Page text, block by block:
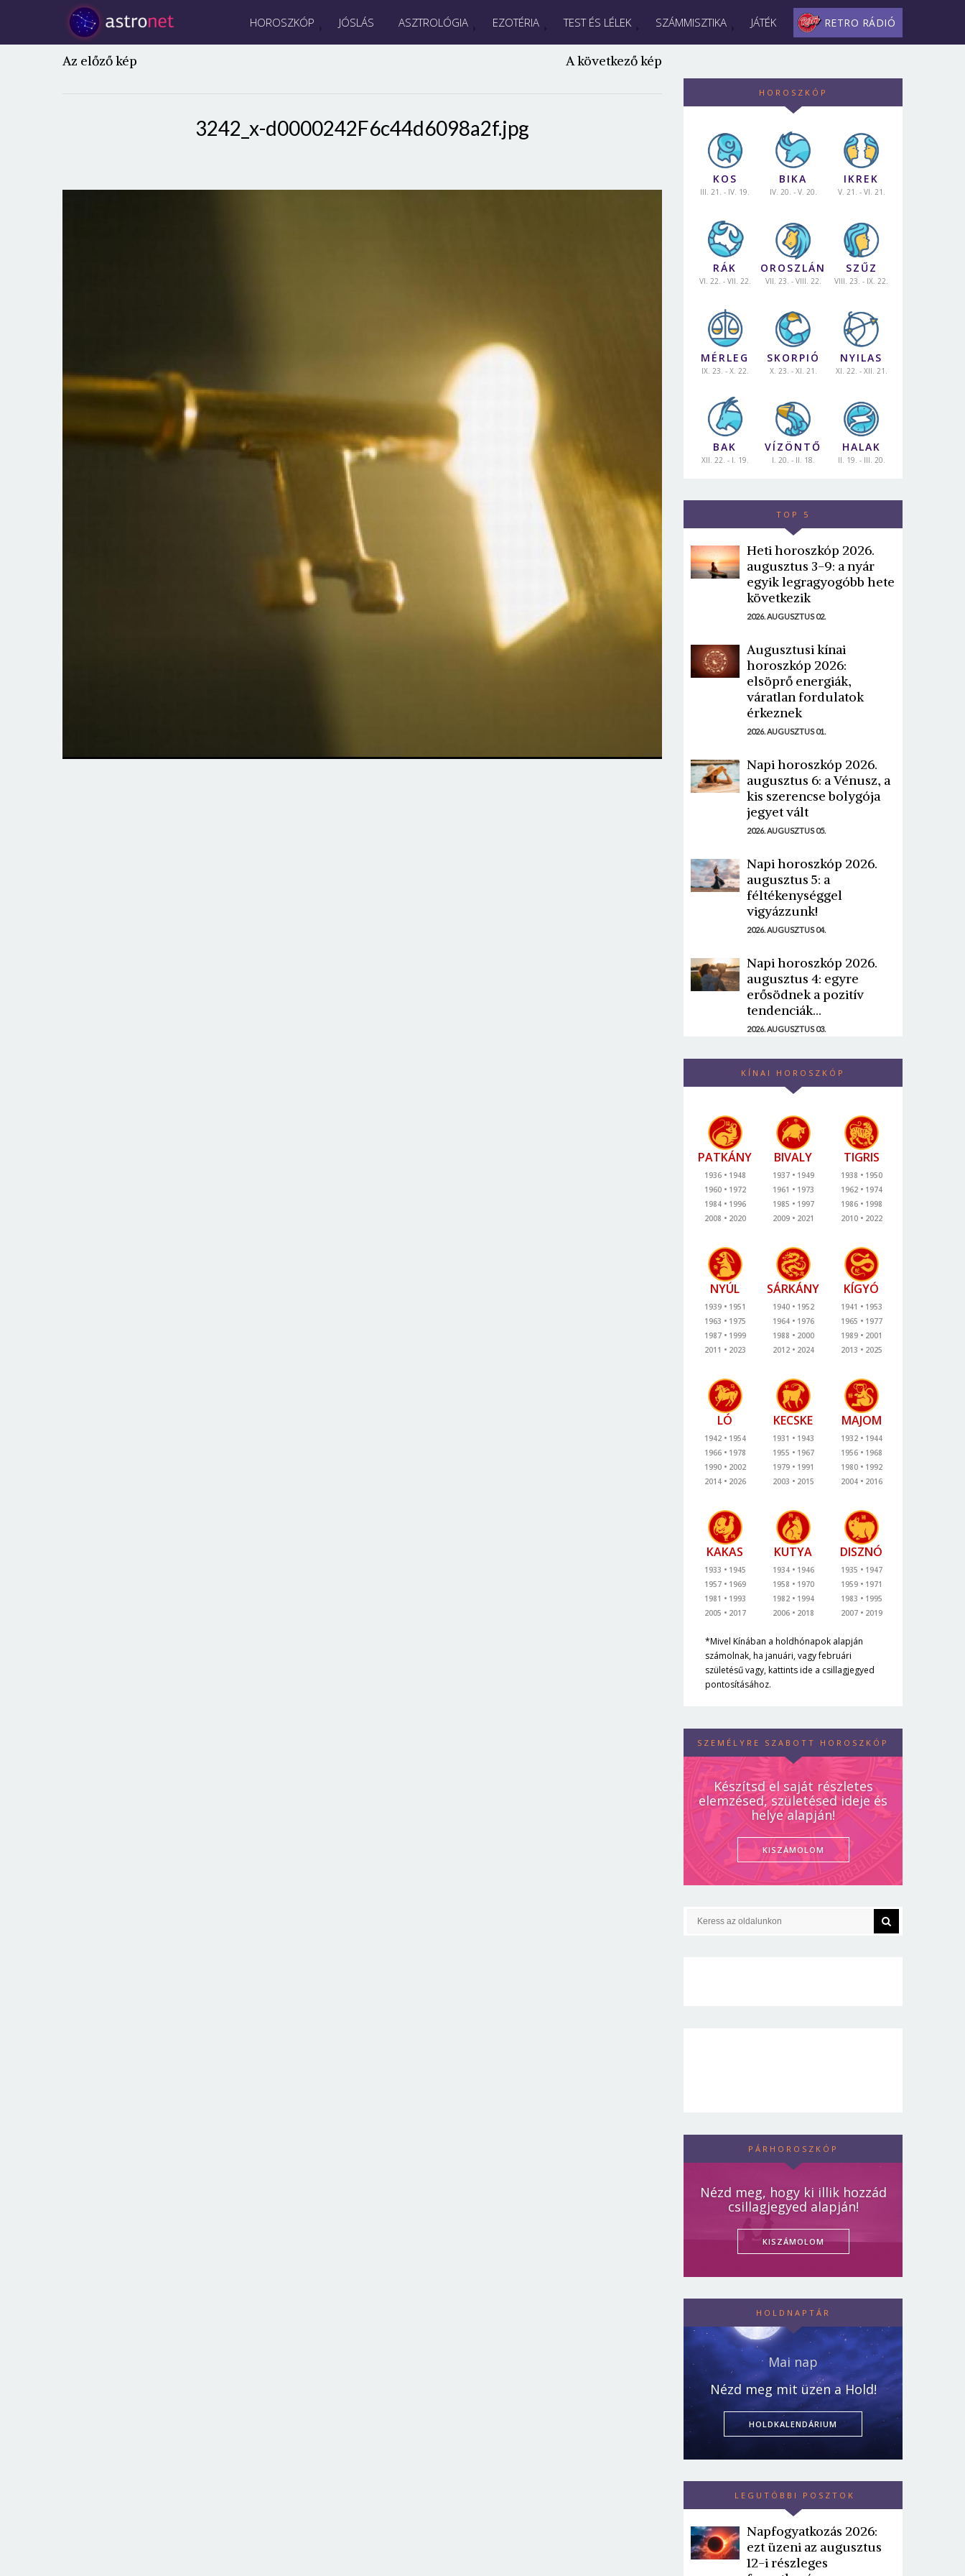
HOROSZKÓP JÓSLÁS ASZTROLÓGIA EZOTÉRIA TEST ÉS LÉLEK SZÁMMISZTIKA JÁTÉK RETRO RÁDIÓ
Az előző kép A következő kép
3242_x-d0000242F6c44d6098a2f.jpg
HOROSZKÓP
KOS
III. 21. - IV. 19.
BIKA
IV. 20. - V. 20.
IKREK
V. 21. - VI. 21.
RÁK
VI. 22. - VII. 22.
OROSZLÁN
VII. 23. - VIII. 22.
SZŰZ
VIII. 23. - IX. 22.
MÉRLEG
IX. 23. - X. 22.
SKORPIÓ
X. 23. - XI. 21.
NYILAS
XI. 22. - XII. 21.
BAK
XII. 22. - I. 19.
VÍZÖNTŐ
I. 20. - II. 18.
HALAK
II. 19. - III. 20.
TOP 5
Heti horoszkóp 2026.
augusztus 3-9: a nyár
egyik legragyogóbb hete
következik
2026. AUGUSZTUS 02.
Augusztusi kínai
horoszkóp 2026:
elsöprő energiák,
váratlan fordulatok
érkeznek
2026. AUGUSZTUS 01.
Napi horoszkóp 2026.
augusztus 6: a Vénusz, a
kis szerencse bolygója
jegyet vált
2026. AUGUSZTUS 05.
Napi horoszkóp 2026.
augusztus 5: a
féltékenységgel
vigyázzunk!
2026. AUGUSZTUS 04.
Napi horoszkóp 2026.
augusztus 4: egyre
erősödnek a pozitív
tendenciák...
2026. AUGUSZTUS 03.
KÍNAI HOROSZKÓP
PATKÁNY
1936
1948
1960
1972
1984
1996
2008
2020
BIVALY
1937
1949
1961
1973
1985
1997
2009
2021
TIGRIS
1938
1950
1962
1974
1986
1998
2010
2022
NYÚL
1939
1951
1963
1975
1987
1999
2011
2023
SÁRKÁNY
1940
1952
1964
1976
1988
2000
2012
2024
KÍGYÓ
1941
1953
1965
1977
1989
2001
2013
2025
LÓ
1942
1954
1966
1978
1990
2002
2014
2026
KECSKE
1931
1943
1955
1967
1979
1991
2003
2015
MAJOM
1932
1944
1956
1968
1980
1992
2004
2016
KAKAS
1933
1945
1957
1969
1981
1993
2005
2017
KUTYA
1934
1946
1958
1970
1982
1994
2006
2018
DISZNÓ
1935
1947
1959
1971
1983
1995
2007
2019
*Mivel Kínában a holdhónapok alapján
számolnak, ha januári, vagy februári
születésű vagy, kattints ide a csillagjegyed
pontosításához.
SZEMÉLYRE SZABOTT HOROSZKÓP
Készítsd el saját részletes
elemzésed, születésed ideje és
helye alapján!
KISZÁMOLOM
PÁRHOROSZKÓP
Nézd meg, hogy ki illik hozzád
csillagjegyed alapján!
KISZÁMOLOM
HOLDNAPTÁR
Mai nap
Nézd meg mit üzen a Hold!
HOLDKALENDÁRIUM
LEGUTÓBBI POSZTOK
Napfogyatkozás 2026:
ezt üzeni az augusztus
12-i részleges